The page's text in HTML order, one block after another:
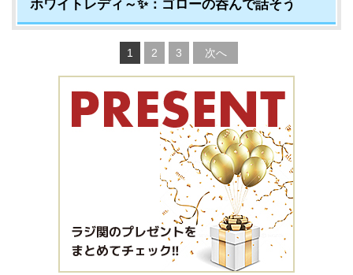
ホワイトレディ～✨：ゴローの呑んで話そう
1 2 3 次へ